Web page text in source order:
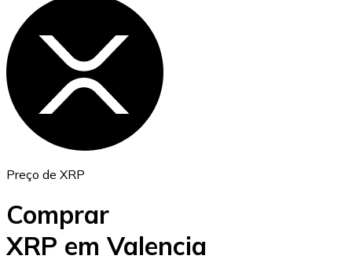
Ethereum
Preço de XRP
Comprar
XRP em Valencia